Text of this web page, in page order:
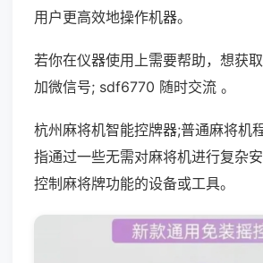
用户更高效地操作机器。
若你在仪器使用上需要帮助，想获
加微信号; sdf6770 随时交流 。
杭州麻将机智能控牌器;普通麻将机
指通过一些无需对麻将机进行复杂
控制麻将牌功能的设备或工具。